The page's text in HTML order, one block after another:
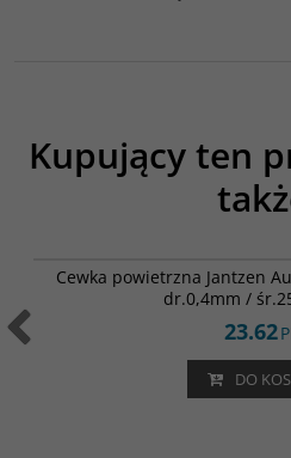
Kupujący ten
Cewka powietrzna Jantzen
dr.0,4mm /
23.62
DO